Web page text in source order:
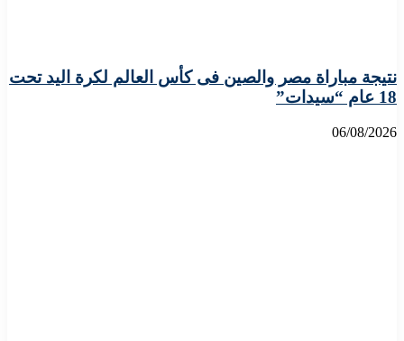
نتيجة مباراة مصر والصين فى كأس العالم لكرة اليد تحت
18 عام “سيدات”
06/08/2026